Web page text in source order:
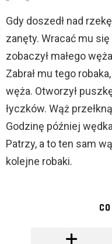
Gdy doszedł nad
zanęty. Wracać mu się
zobaczył małego
Zabrał mu tego
węża. Otworzył
łyczków. Wąż
Godzinę później
Patrzy, a to ten sam
kolejne robaki.